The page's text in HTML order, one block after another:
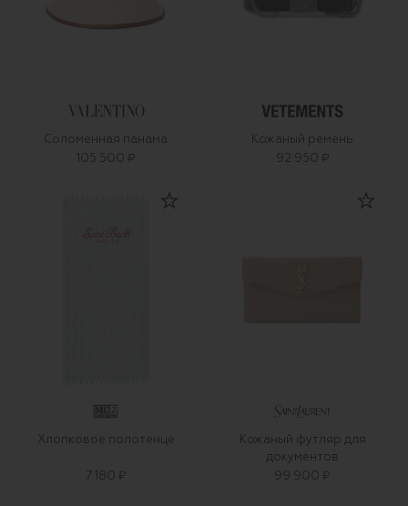
Соломенная панама
105 500 ₽
Кожаный ремень
92 950 ₽
Хлопковое полотенце
7 180 ₽
Кожаный футляр для
документов
99 900 ₽